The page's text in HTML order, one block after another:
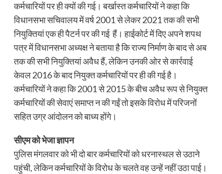
कर्मचारियों पर ही क्यों की गई। बर्खास्त कर्मचारियों ने कहा कि
विधानसभा सचिवालय में वर्ष 2001 से लेकर 2021 तक की सभी
नियुक्तियां एक ही पैटर्न पर की गई हैं। हाईकोर्ट में दिए अपने शपथ
पत्र में विधानसभा अध्यक्ष ने बताया है कि राज्य निर्माण के बाद से अब
तक की सभी नियुक्तियां अवैध हैं, लेकिन उनकी ओर से कार्रवाई
केवल 2016 के बाद नियुक्त कर्मचारियों पर ही की गई है।
कर्मचारियों ने कहा कि 2001 से 2015 के बीच अवैध रूप से नियुक्त
कर्मचारियों की सेवाएं समाप्त न की गईं तो इसके विरोध में परिजनों
सहित उग्र आंदोलन को बाध्य होंगे।
सीएम को भेजा ज्ञापन
पुलिस मंगलवार को भी दो बार कर्मचारियों को धरनास्थल से उठाने
पहुंची, लेकिन कर्मचारियों के विरोध के चलते वह उन्हें नहीं उठा पाई।